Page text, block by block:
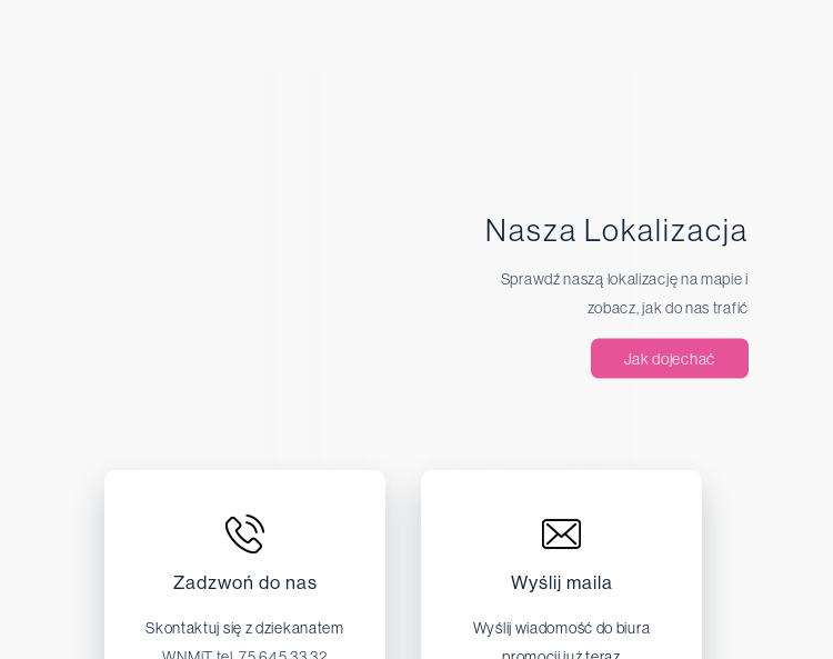
Nasza Lokalizacja
Sprawdź naszą lokalizację na mapie i
zobacz, jak do nas trafić
Jak dojechać
Zadzwoń do nas
Skontaktuj się z dziekanatem
Wyślij maila
Wyślij wiadomość do biura